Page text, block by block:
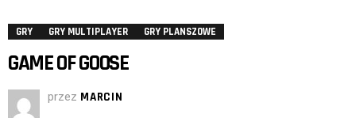
GRY GRY MULTIPLAYER GRY PLANSZOWE
GAME OF GOOSE
przez MARCIN